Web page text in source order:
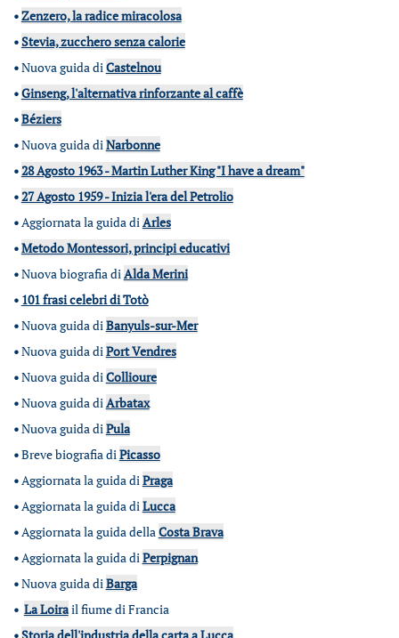
•Zenzero, la radice miracolosa
•Stevia, zucchero senza calorie
•Nuova guida diCastelnou
•Ginseng, l'alternativa rinforzante al caffè
•Béziers
•Nuova guida diNarbonne
•28 Agosto 1963 - Martin Luther King "I have a dream"
•27 Agosto 1959 - Inizia l'era del Petrolio
•Aggiornata la guida diArles
•Metodo Montessori, principi educativi
•Nuova biografia diAlda Merini
• 101 frasi celebri di Totò
•Nuova guida diBanyuls-sur-Mer
•Nuova guida diPort Vendres
•Nuova guida diCollioure
•Nuova guida diArbatax
•Nuova guida diPula
•Breve biografia diPicasso
•Aggiornata la guida diPraga
•Aggiornata la guida diLucca
•Aggiornata la guida dellaCosta Brava
•Aggiornata la guida diPerpignan
•Nuova guida diBarga
• La Loirail fiume di Francia